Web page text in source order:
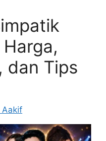
dan Tips
Aakif